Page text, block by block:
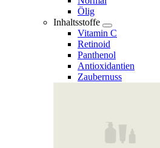
Ölig
Inhaltsstoffe
Vitamin C
Retinoid
Panthenol
Antioxidantien
Zaubernuss